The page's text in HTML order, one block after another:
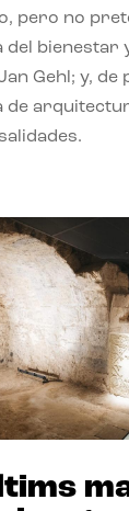
pero no
del bienestar
Gehl; y, de
de